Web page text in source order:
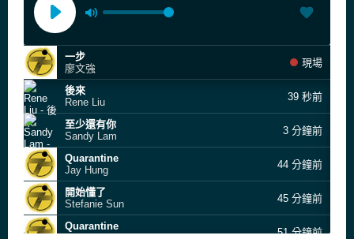
一步
廖文強
現場
後來
Rene Liu
39 秒前
至少還有你
Sandy Lam
3 分鐘前
Quarantine
Jay Hung
44 分鐘前
開始懂了
Stefanie Sun
45 分鐘前
Quarantine
51 分鐘前